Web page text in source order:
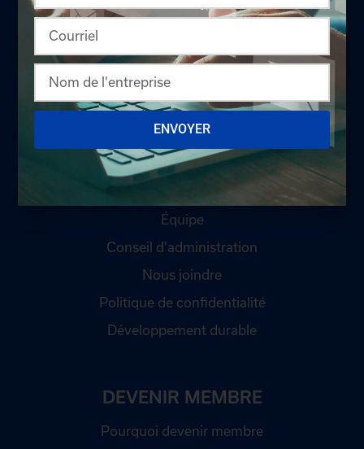
LA CHAMBRE
Offres d'emploi
Appel d'offres
Qui sommes-nous ?
Équipe
Conseil d'administration
Nous joindre
Politique de confidentialité
Développement durable
DEVENIR MEMBRE
Pourquoi devenir membre
ENVOYER